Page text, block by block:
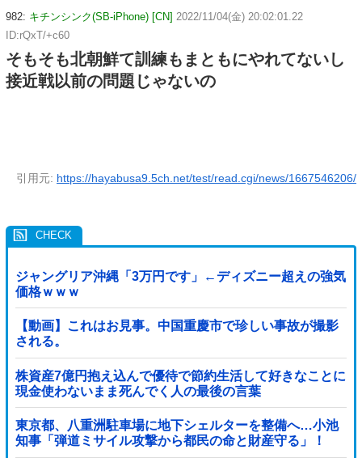
982: キチンシンク(SB-iPhone) [CN] 2022/11/04(金) 20:02:01.22
ID:rQxT/+c60
そもそも北朝鮮て訓練もまともにやれてないし
接近戦以前の問題じゃないの
引用元: https://hayabusa9.5ch.net/test/read.cgi/news/1667546206/
ジャングリア沖縄「3万円です」←ディズニー超えの強気
価格ｗｗｗ
【動画】これはお見事。中国重慶市で珍しい事故が撮影
される。
株資産7億円抱え込んで優待で節約生活して好きなことに
現金使わないまま死んでく人の最後の言葉
東京都、八重洲駐車場に地下シェルターを整備へ…小池
知事「弾道ミサイル攻撃から都民の命と財産守る」！